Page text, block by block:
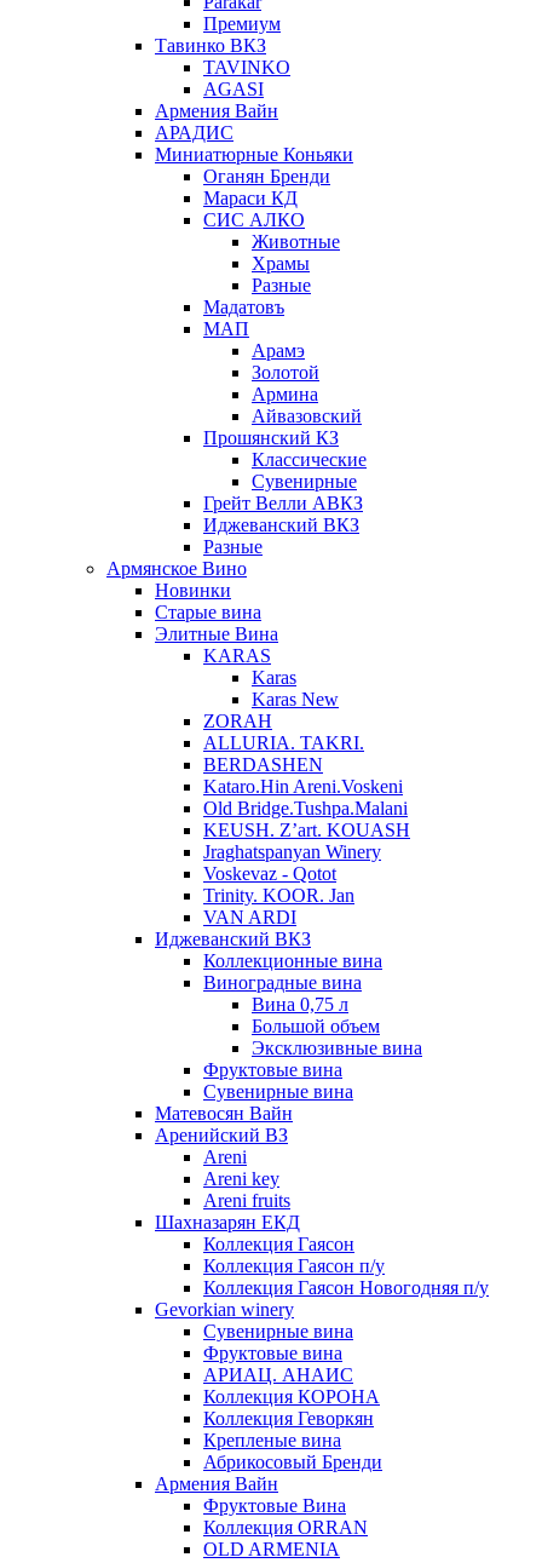
Премиум
Тавинко ВКЗ
TAVINKO
AGASI
Армения Вайн
АРАДИС
Миниатюрные Коньяки
Оганян Бренди
Мараси КД
СИС АЛКО
Животные
Храмы
Разные
Мадатовъ
МАП
Арамэ
Золотой
Армина
Айвазовский
Прошянский КЗ
Классические
Сувенирные
Грейт Велли АВКЗ
Иджеванский ВКЗ
Разные
Армянское Вино
Новинки
Старые вина
Элитные Вина
KARAS
Karas
Karas New
ZORAH
ALLURIA. TAKRI.
BERDASHEN
Kataro.Hin Areni.Voskeni
Old Bridge.Tushpa.Malani
KEUSH. Z’art. KOUASH
Jraghatspanyan Winery
Voskevaz - Qotot
Trinity. KOOR. Jan
VAN ARDI
Иджеванский ВКЗ
Коллекционные вина
Виноградные вина
Вина 0,75 л
Большой объем
Эксклюзивные вина
Фруктовые вина
Cувенирные вина
Матевосян Вайн
Аренийский ВЗ
Areni
Areni key
Areni fruits
Шахназарян ЕКД
Коллекция Гаясон
Коллекция Гаясон п/у
Коллекция Гаясон Новогодняя п/у
Gevorkian winery
Сувенирные вина
Фруктовые вина
АРИАЦ. АНАИС
Коллекция КОРОНА
Коллекция Геворкян
Крепленые вина
Абрикосовый Бренди
Армения Вайн
Фруктовые Вина
Коллекция ORRAN
OLD ARMENIA